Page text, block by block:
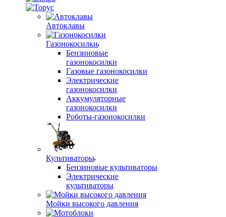
Автоклавы
Газонокосилки
Бензиновые
газонокосилки
Газовые газонокосилки
Электрические
газонокосилки
Аккумуляторные
газонокосилки
Роботы-газонокосилки
Культиваторы
Бензиновые культиваторы
Электрические
культиваторы
Мойки высокого давления